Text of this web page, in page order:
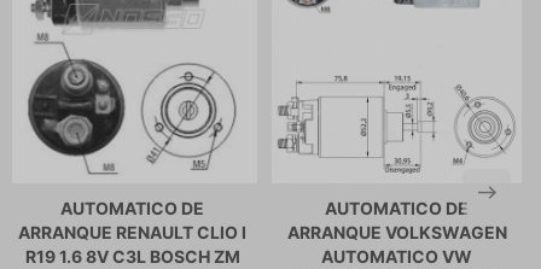
AUTOMATICO DE
ARRANQUE RENAULT CLIO I
R19 1.6 8V C3L BOSCH ZM
AUTOMATICO DE
ARRANQUE VOLKSWAGEN
AUTOMATICO VW